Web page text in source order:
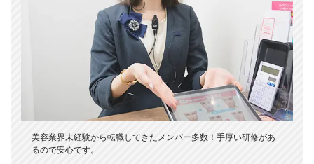
美容業界未経験から転職してきたメンバー多数！手厚い研修があ
るので安心です。